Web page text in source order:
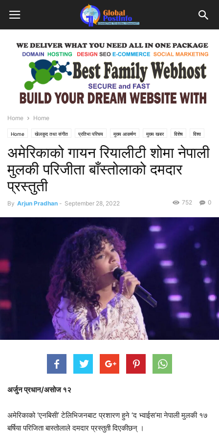
Home Home
Home खेलकुद तथा संगीत प्रतिभा परिचय मुख्य आकर्षण मुख्य खबर विशेष विश्व
अमेरिकाको गायन रियालीटी शोमा नेपाली
मुलकी परिजीता बाँस्तोलाको दमदार
प्रस्तुती
By Arjun Pradhan - September 28, 2022 0
752
अर्जुन प्रधान/असोज १२
अमेरिकाको ‘एनबिसी’ टेलिभिजनबाट प्रशारण हुने ‘द भ्वाईस’मा नेपाली मुलकी १७
बर्षिया परिजिता बास्तोलाले दमदार प्रस्तुती दिएकीछन् ।